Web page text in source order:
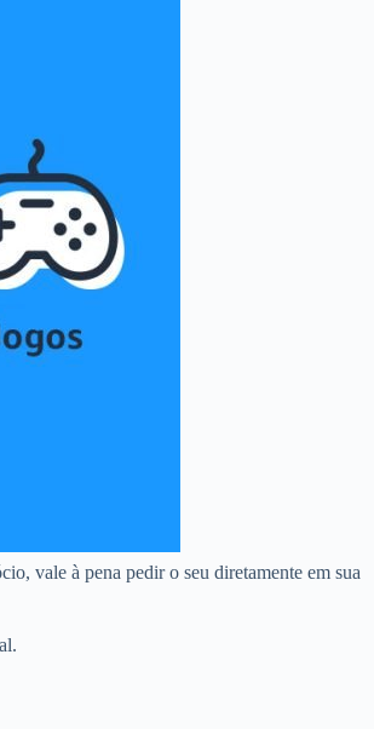
vale à pena pedir o seu diretamente em sua